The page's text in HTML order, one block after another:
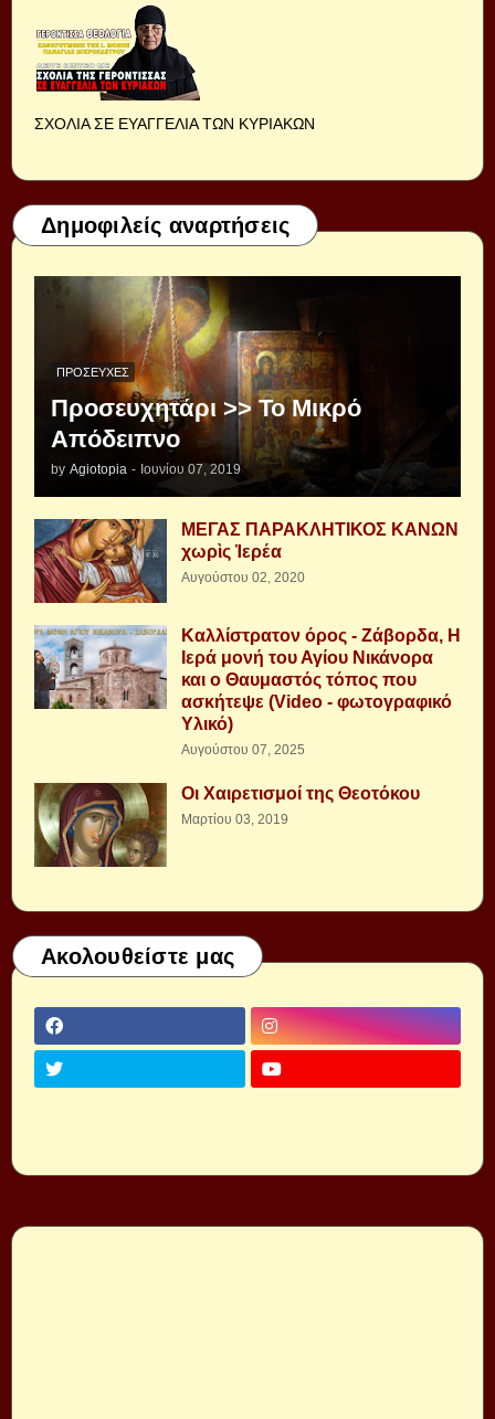
ΣΧΟΛΙΑ ΣΕ ΕΥΑΓΓΕΛΙΑ ΤΩΝ ΚΥΡΙΑΚΩΝ
Δημοφιλείς αναρτήσεις
ΠΡΟΣΕΥΧΈΣ
Προσευχητάρι >> Το Μικρό
Απόδειπνο
by Agiotopia - Ιουνίου 07, 2019
ΜΕΓΑΣ ΠΑΡΑΚΛΗΤΙΚΟΣ ΚΑΝΩΝ
χωρὶς Ἱερέα
Αυγούστου 02, 2020
Καλλίστρατον όρος - Ζάβορδα, Η
Ιερά μονή του Αγίου Νικάνορα
και ο Θαυμαστός τόπος που
ασκήτεψε (Video - φωτογραφικό
Υλικό)
Αυγούστου 07, 2025
Οι Χαιρετισμοί της Θεοτόκου
Μαρτίου 03, 2019
Ακολουθείστε μας